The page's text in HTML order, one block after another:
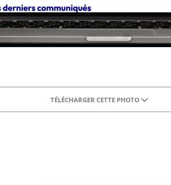
TÉLÉCHARGER CETTE PHOTO